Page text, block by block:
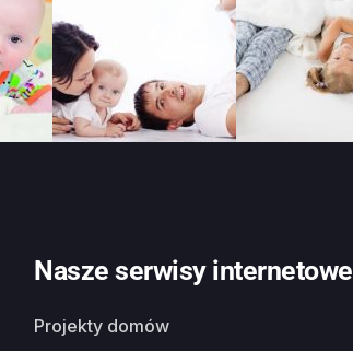
Nasze serwisy internetowe
Projekty domów